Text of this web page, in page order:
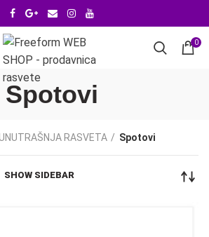
0
Spotovi
RASVETA Spotovi
SHOW SIDEBAR